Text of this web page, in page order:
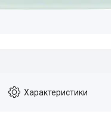
Характеристики